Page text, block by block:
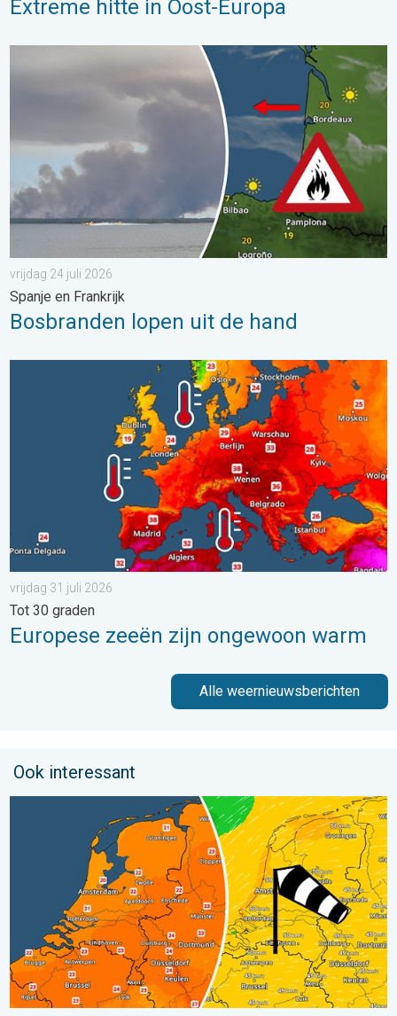
Extreme hitte in Oost-Europa
Bosbranden lopen uit de hand. Spanje en Frankrijk. . . vrijdag
vrijdag 24 juli 2026
Spanje en Frankrijk
Bosbranden lopen uit de hand
Europese zeeën zijn ongewoon warm. Tot 30 graden. . .
vrijdag 31 juli 2026
Tot 30 graden
Europese zeeën zijn ongewoon warm
Alle weernieuwsberichten
Ook interessant
Koeler weer op komst. Maxima onder 25 graden. . . dinsdag